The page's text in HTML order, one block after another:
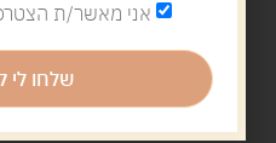
אני מאשר/ת
שלחו לי